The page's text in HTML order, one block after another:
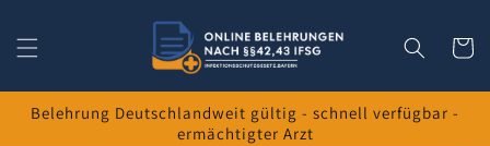
Inhalt
Belehrung Deutschlandweit gültig - schnell verfügbar -
ermächtigter Arzt